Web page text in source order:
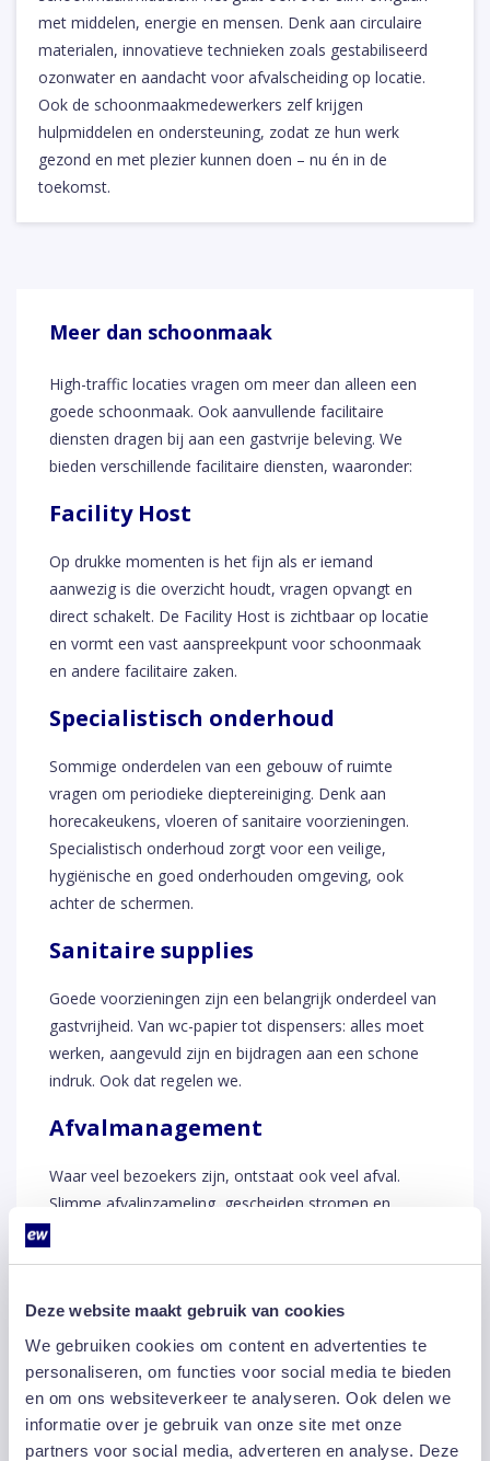
Deze website maakt gebruik van cookies
We gebruiken cookies om content en advertenties te
personaliseren, om functies voor social media te bieden
en om ons websiteverkeer te analyseren. Ook delen we
informatie over je gebruik van onze site met onze
partners voor social media, adverteren en analyse. Deze
met middelen, energie en mensen. Denk aan circulaire
materialen, innovatieve technieken zoals gestabiliseerd
ozonwater en aandacht voor afvalscheiding op locatie.
Ook de schoonmaakmedewerkers zelf krijgen
hulpmiddelen en ondersteuning, zodat ze hun werk
gezond en met plezier kunnen doen – nu én in de
toekomst.
Meer dan schoonmaak
High-traffic locaties vragen om meer dan alleen een
goede schoonmaak. Ook aanvullende facilitaire
diensten dragen bij aan een gastvrije beleving. We
bieden verschillende facilitaire diensten, waaronder:
Facility Host
Op drukke momenten is het fijn als er iemand
aanwezig is die overzicht houdt, vragen opvangt en
direct schakelt. De Facility Host is zichtbaar op locatie
en vormt een vast aanspreekpunt voor schoonmaak
en andere facilitaire zaken.
Specialistisch onderhoud
Sommige onderdelen van een gebouw of ruimte
vragen om periodieke dieptereiniging. Denk aan
horecakeukens, vloeren of sanitaire voorzieningen.
Specialistisch onderhoud zorgt voor een veilige,
hygiënische en goed onderhouden omgeving, ook
achter de schermen.
Sanitaire supplies
Goede voorzieningen zijn een belangrijk onderdeel van
gastvrijheid. Van wc-papier tot dispensers: alles moet
werken, aangevuld zijn en bijdragen aan een schone
indruk. Ook dat regelen we.
Afvalmanagement
Waar veel bezoekers zijn, ontstaat ook veel afval.
Slimme afvalinzameling, gescheiden stromen en
duurzame verwerking helpen om jouw locatie netjes te
Glasbewassing en vloeronderhoud
Een schone gevel en een verzorgde vloer maken direct
indruk. Met periodieke glasbewassing en
vloerbehandelingen blijft jouw locatie representatief,
ook bij intensief gebruik.